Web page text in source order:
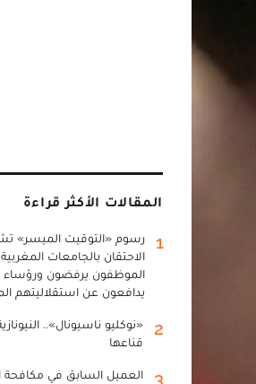
المقالات الأكثر قراءة
1
رسوم «التوقيت الميسر»
الاحتقان بالجامعات
الموظفون يرفضون ورؤساء
يدافعون عن استقلاليتهم
2
«نوكليو ناسيونال»..
قناعها
3
العميل السابق في